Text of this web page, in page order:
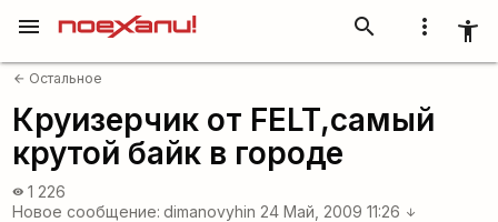
more_vert accessibility_new
search
menu
arrow_back Остальное
Круизерчик от FELT,самый
крутой байк в городе
visibility 1 226
Новое сообщение: dimanovyhin 24 Май, 2009 11:26 arrow_downward